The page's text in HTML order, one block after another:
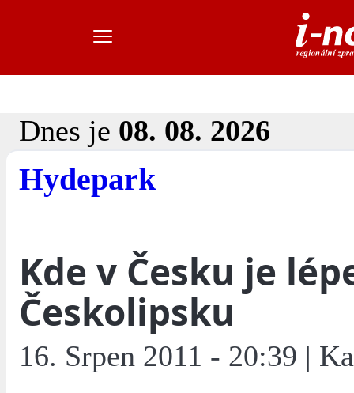
Dnes je 08. 08. 2026
Hydepark
Kde v Česku je
Českolipsku
16. Srpen 2011 - 20:39 |